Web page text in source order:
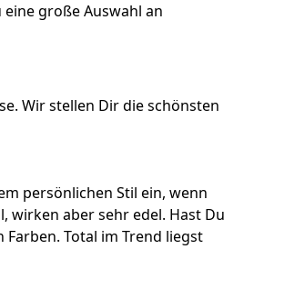
große Auswahl an
Wir stellen Dir die schönsten
persönlichen Stil ein, wenn
wirken aber sehr edel. Hast Du
Total im Trend liegst